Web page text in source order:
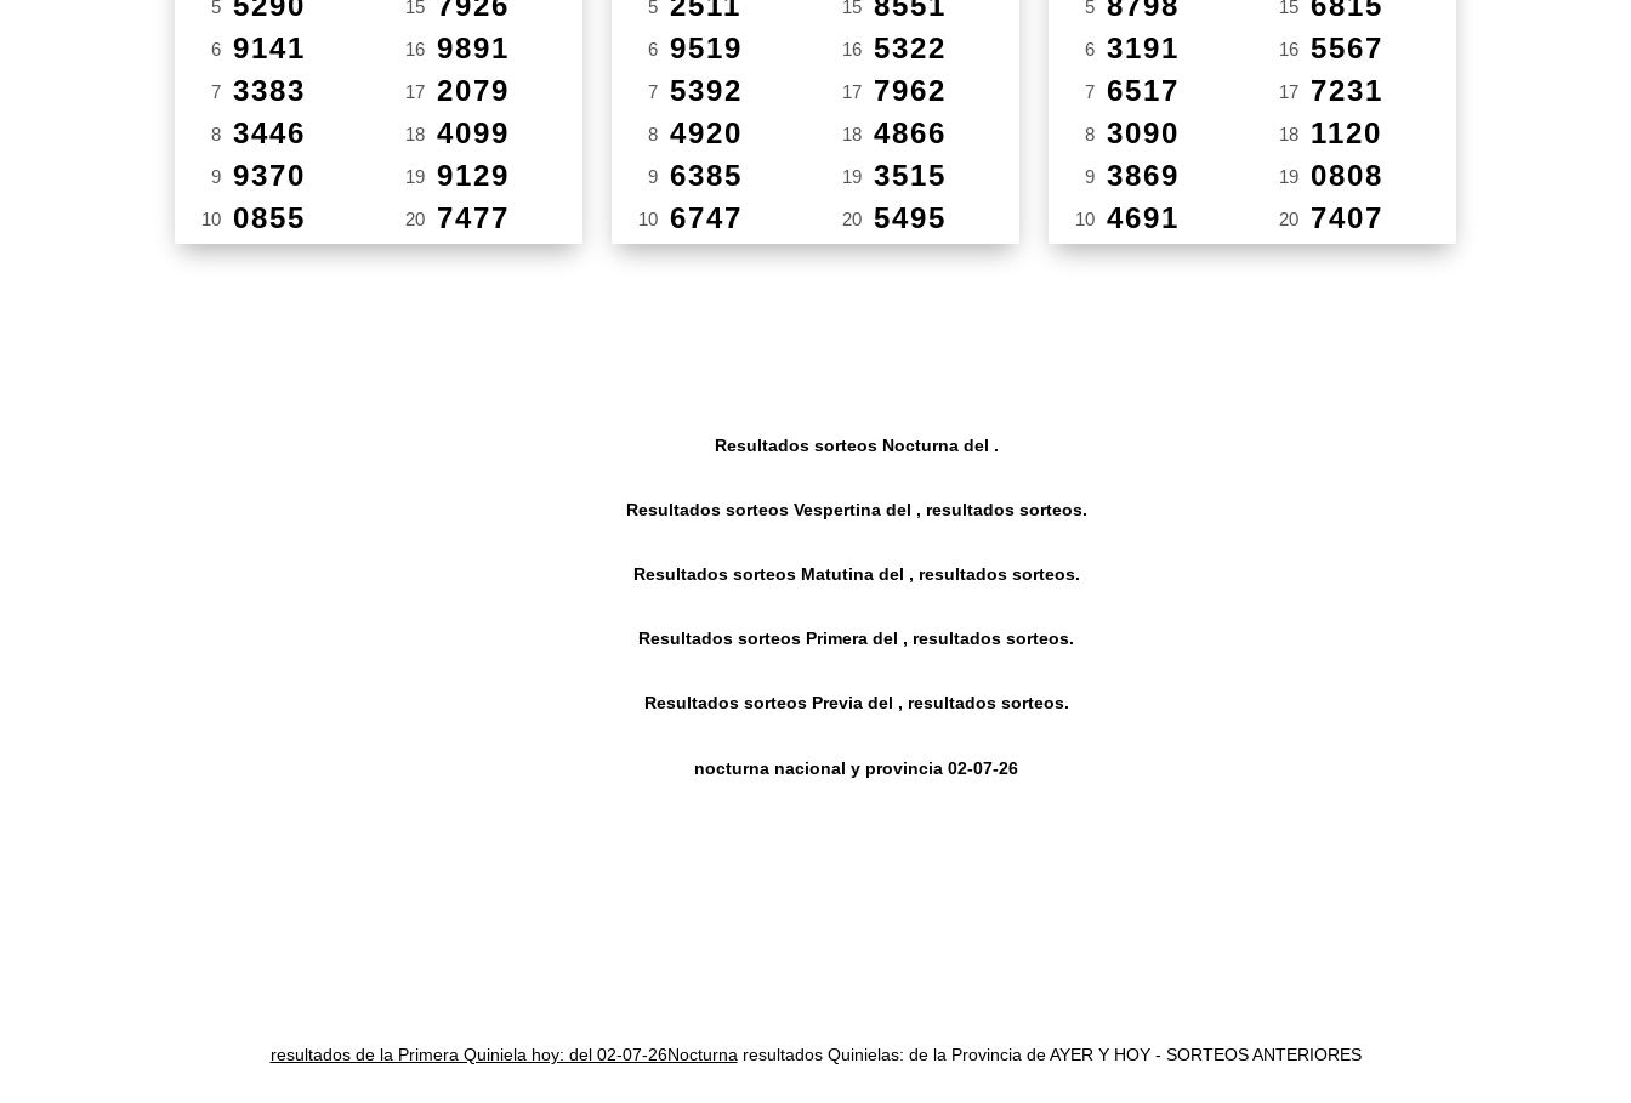
5
6 9141
7 3383
8 3446
9 9370
10 0855
15
16 9891
17 2079
18 4099
19 9129
20 7477
5
6 9519
7 5392
8 4920
9 6385
10 6747
15
16 5322
17 7962
18 4866
19 3515
20 5495
5
6 3191
7 6517
8 3090
9 3869
10 4691
15
16 5567
17 7231
18 1120
19 0808
20 7407
Resultados sorteos Nocturna del .
Resultados sorteos Vespertina del , resultados sorteos.
Resultados sorteos Matutina del , resultados sorteos.
Resultados sorteos Primera del , resultados sorteos.
Resultados sorteos Previa del , resultados sorteos.
nocturna nacional y provincia 02-07-26
resultados de la Primera Quiniela hoy: del 02-07-26Nocturna resultados Quinielas: de la Provincia de AYER Y HOY - SORTEOS ANTERIORES